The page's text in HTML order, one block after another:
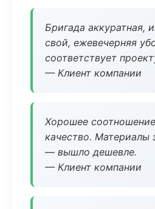
Бригада аккуратная,
свой, ежевечерняя
соответствует
— Клиент компании
Хорошее
качество. Материалы
— вышло дешевле.
— Клиент компании